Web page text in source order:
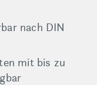
nach DIN
mit bis zu